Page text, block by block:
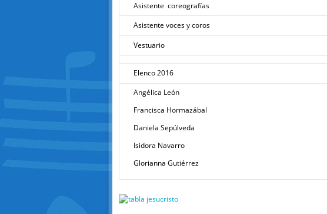
Asistente coreografías
Asistente voces y coros
Vestuario
Elenco 2016
Angélica León
Francisca Hormazábal
Daniela Sepúlveda
Isidora Navarro
Glorianna Gutiérrez